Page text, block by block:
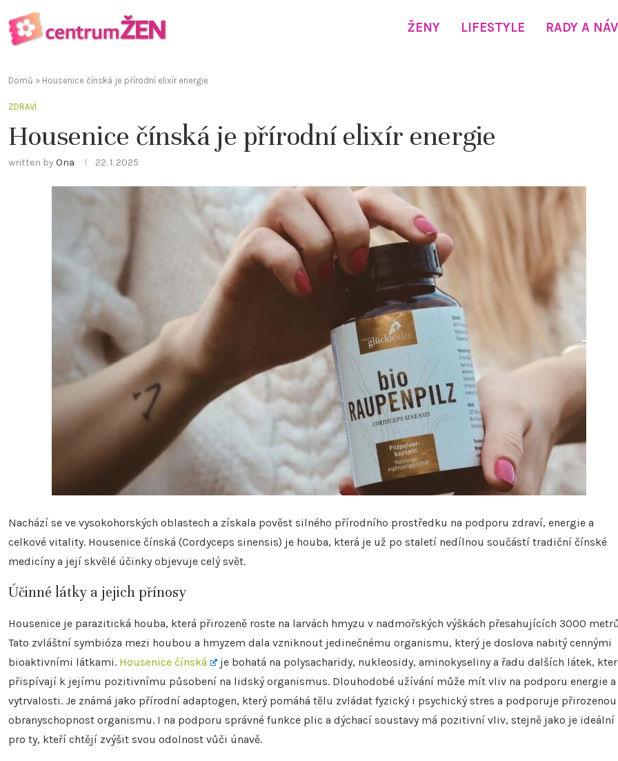
ŽENY LIFESTYLE RADY A
Domů » Housenice čínská je přírodní elixír energie
ZDRAVÍ
Housenice čínská je přírodní elixír energie
written by Ona 22. 1. 2025
Nachází se ve vysokohorských oblastech a získala pověst silného přírodního prostředku na podporu zdraví, energie a
celkové vitality. Housenice čínská (Cordyceps sinensis) je houba, která je už po staletí nedílnou součástí tradiční čínské
medicíny a její skvělé účinky objevuje celý svět.
Účinné látky a jejich přínosy
Housenice je parazitická houba, která přirozeně roste na larvách hmyzu v nadmořských výškách přesahujících 3000
Tato zvláštní symbióza mezi houbou a hmyzem dala vzniknout jedinečnému organismu, který je doslova nabitý cennými
bioaktivními látkami. Housenice čínská
je bohatá na polysacharidy, nukleosidy, aminokyseliny a řadu dalších látek,
přispívají k jejímu pozitivnímu působení na lidský organismus. Dlouhodobé užívání může mít vliv na podporu energie a
vytrvalosti. Je známá jako přírodní adaptogen, který pomáhá tělu zvládat fyzický i psychický stres a podporuje přirozenou
obranyschopnost organismu. I na podporu správné funkce plic a dýchací soustavy má pozitivní vliv, stejně jako je ideální
pro ty, kteří chtějí zvýšit svou odolnost vůči únavě.